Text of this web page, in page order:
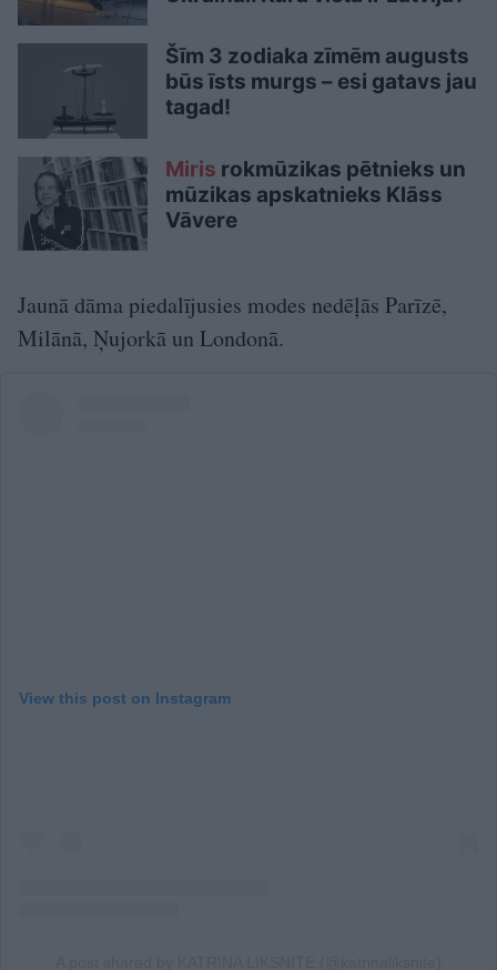
Šīm 3 zodiaka zīmēm augusts
būs īsts murgs – esi gatavs jau
tagad!
Miris rokmūzikas pētnieks un
mūzikas apskatnieks Klāss
Vāvere
Jaunā dāma piedalījusies modes nedēļās Parīzē,
Milānā, Ņujorkā un Londonā.
View this post on Instagram